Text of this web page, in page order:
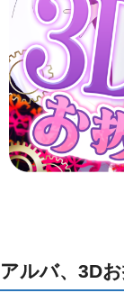
アルバ、3D